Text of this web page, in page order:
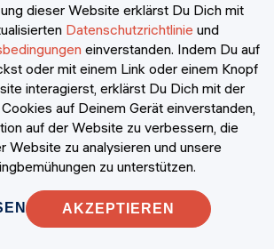
Alle Rechte vorbehalten
dieser Website erklärst Du Dich mit
Datenschutzrichtlinie und
einverstanden. Indem Du auf
oder mit einem Link oder einem Knopf
interagierst, erklärst Du Dich mit der
auf Deinem Gerät einverstanden,
auf der Website zu verbessern, die
Website zu analysieren und unsere
zu unterstützen.
AKZEPTIEREN